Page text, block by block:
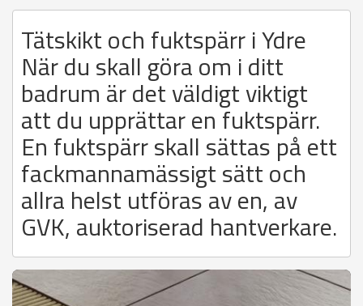
Tätskikt och fuktspärr i Ydre
När du skall göra om i ditt
badrum är det väldigt viktigt
att du upprättar en fuktspärr.
En fuktspärr skall sättas på ett
fackmannamässigt sätt och
allra helst utföras av en, av
GVK, auktoriserad hantverkare.